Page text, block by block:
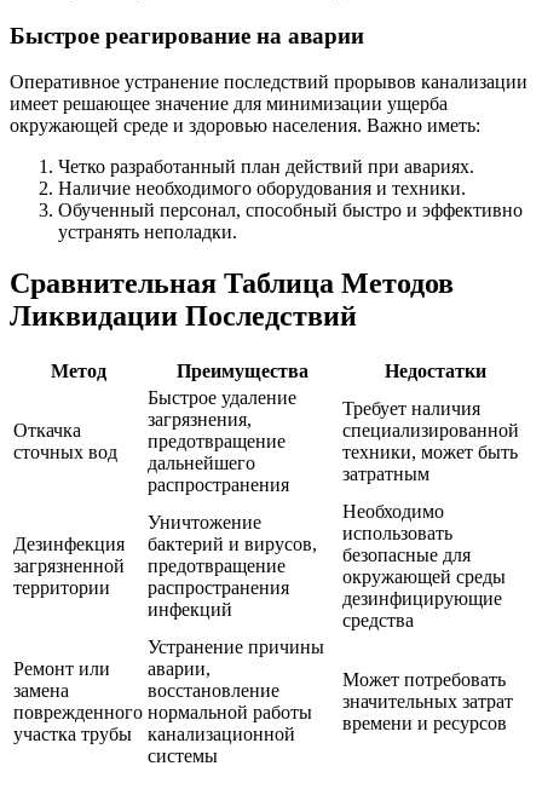
Быстрое реагирование на аварии
Оперативное устранение последствий прорывов канализации
имеет решающее значение для минимизации ущерба
окружающей среде и здоровью населения. Важно иметь:
Четко разработанный план действий при авариях.
Наличие необходимого оборудования и техники.
Обученный персонал, способный быстро и эффективно
устранять неполадки.
Сравнительная Таблица Методов
Ликвидации Последствий
Метод Преимущества Недостатки
Откачка
сточных вод
Быстрое удаление
загрязнения,
предотвращение
дальнейшего
распространения
Требует наличия
специализированной
техники, может быть
затратным
Дезинфекция
загрязненной
территории
Уничтожение
бактерий и вирусов,
предотвращение
распространения
инфекций
Необходимо
использовать
безопасные для
окружающей среды
дезинфицирующие
средства
Ремонт или
замена
поврежденного
участка трубы
Устранение причины
аварии,
восстановление
нормальной работы
канализационной
системы
Может потребовать
значительных затрат
времени и ресурсов